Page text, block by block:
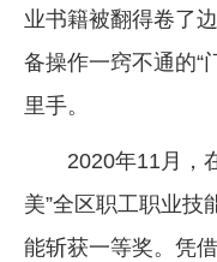
业书籍被翻得卷了
备操作一窍不通的“
里手。
2020年11月，
美”全区职工职业技
能斩获一等奖。凭